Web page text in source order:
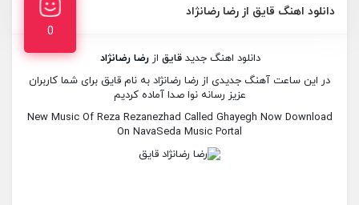
دانلود اهنگ قایق از رضا رضانژاد
0
دانلود اهنگ جدید قایق از رضا رضانژاد
در این ساعت آهنگ جدیدی از رضا رضانژاد به نام قایق برای شما کاربران
عزیز رسانه نوا صدا آماده کردیم
New Music Of Reza Rezanezhad Called Ghayegh Now Download
On NavaSeda Music Portal